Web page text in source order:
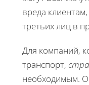
вреда
третьих лиц в
Для компаний,
транспорт,
необходимым.